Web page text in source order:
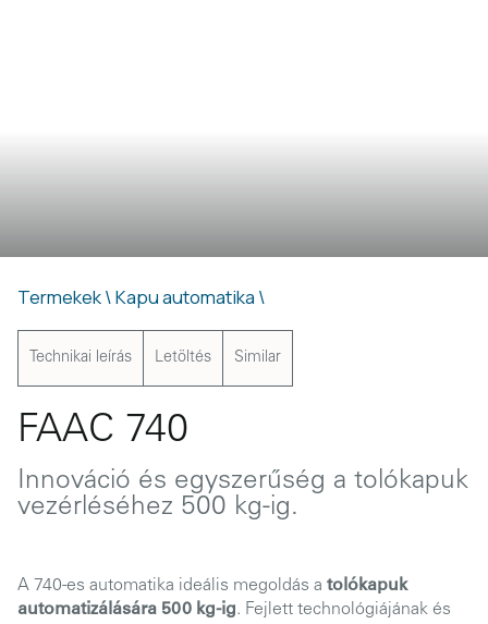
Termekek \Kapu automatika \
Technikai leírás Letöltés Similar
FAAC 740
Innováció és egyszerűség a tolókapuk
vezérléséhez 500 kg-ig.
A 740-es automatika ideális megoldás a tolókapuk
automatizálására 500 kg-ig. Fejlett technológiájának és